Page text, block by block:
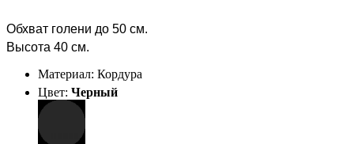
Обхват голени до 50 см.
Высота 40 см.
Материал: Кордура
Цвет: Черный